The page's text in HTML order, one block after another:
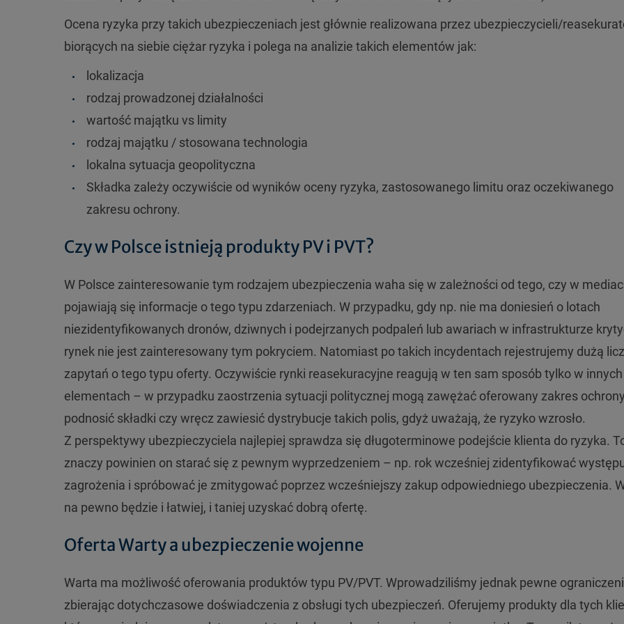
Ocena ryzyka przy takich ubezpieczeniach jest głównie realizowana przez ubezpieczycieli/
biorących na siebie ciężar ryzyka i polega na analizie takich elementów jak:
lokalizacja
rodzaj prowadzonej działalności
wartość majątku vs limity
rodzaj majątku / stosowana technologia
lokalna sytuacja geopolityczna
Składka zależy oczywiście od wyników oceny ryzyka, zastosowanego limitu oraz oczekiwanego
zakresu ochrony.
Czy w Polsce istnieją produkty PV i PVT?
W Polsce zainteresowanie tym rodzajem ubezpieczenia waha się w zależności od tego, czy w
pojawiają się informacje o tego typu zdarzeniach. W przypadku, gdy np. nie ma doniesień o lotach
niezidentyfikowanych dronów, dziwnych i podejrzanych podpaleń lub awariach w infrastrukturze
rynek nie jest zainteresowany tym pokryciem. Natomiast po takich incydentach rejestrujemy dużą
zapytań o tego typu oferty. Oczywiście rynki reasekuracyjne reagują w ten sam sposób tylko w innych
elementach – w przypadku zaostrzenia sytuacji politycznej mogą zawężać oferowany zakres
podnosić składki czy wręcz zawiesić dystrybucje takich polis, gdyż uważają, że ryzyko wzrosło.
Z perspektywy ubezpieczyciela najlepiej sprawdza się długoterminowe podejście klienta do ryzyka.
znaczy powinien on starać się z pewnym wyprzedzeniem – np. rok wcześniej zidentyfikować
zagrożenia i spróbować je zmitygować poprzez wcześniejszy zakup odpowiedniego ubezpieczenia.
na pewno będzie i łatwiej, i taniej uzyskać dobrą ofertę.
Oferta Warty a ubezpieczenie wojenne
Warta ma możliwość oferowania produktów typu PV/PVT. Wprowadziliśmy jednak pewne
zbierając dotychczasowe doświadczenia z obsługi tych ubezpieczeń. Oferujemy produkty dla tych